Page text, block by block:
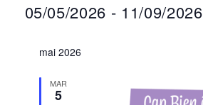
05/05/2026 - 11/09/2026
unemai 2026
MAR
5